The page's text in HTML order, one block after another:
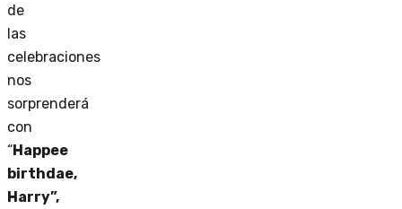
de
las
celebraciones
nos
sorprenderá
con
“Happee
birthdae,
Harry”,